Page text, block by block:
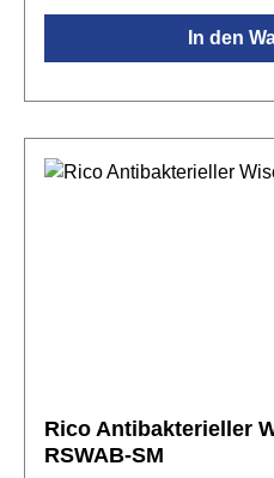
Bogen
In den
Rico Antibakterieller
RSWAB-SM